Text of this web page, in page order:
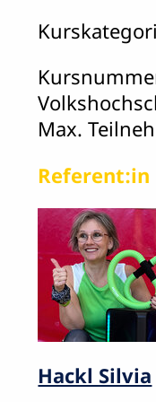
Max.
Referent:in
Hackl Silvia